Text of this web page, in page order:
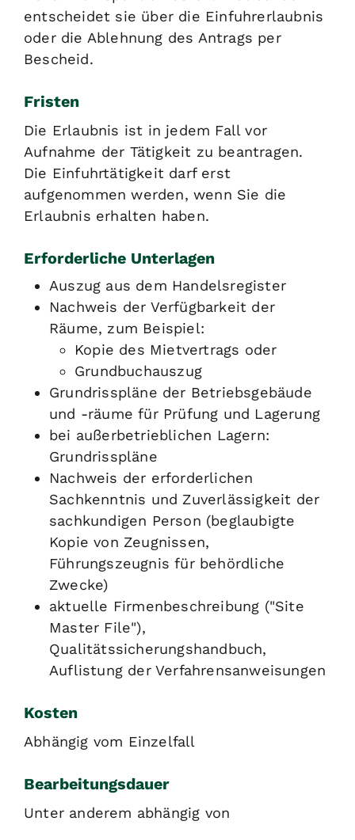
entscheidet sie über die Einfuhrerlaubnis
oder die Ablehnung des Antrags per
Bescheid.
Fristen
Die Erlaubnis ist in jedem Fall vor
Aufnahme der Tätigkeit zu beantragen.
Die Einfuhrtätigkeit darf erst
aufgenommen werden, wenn Sie die
Erlaubnis erhalten haben.
Erforderliche Unterlagen
Auszug aus dem Handelsregister
Nachweis der Verfügbarkeit der
Räume, zum Beispiel:
Kopie des Mietvertrags oder
Grundbuchauszug
Grundrisspläne der Betriebsgebäude
und -räume für Prüfung und Lagerung
bei außerbetrieblichen Lagern:
Grundrisspläne
Nachweis der erforderlichen
Sachkenntnis und Zuverlässigkeit der
sachkundigen Person (beglaubigte
Kopie von Zeugnissen,
Führungszeugnis für behördliche
Zwecke)
aktuelle Firmenbeschreibung ("Site
Master File"),
Qualitätssicherungshandbuch,
Auflistung der Verfahrensanweisungen
Kosten
Abhängig vom Einzelfall
Bearbeitungsdauer
Unter anderem abhängig von